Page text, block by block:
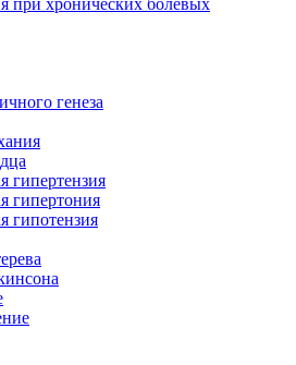
при хронических болевых
генеза
гипертензия
гипертония
гипотензия